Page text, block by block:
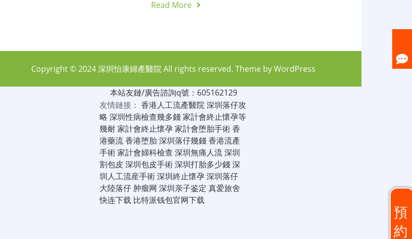
Read More
預
約
Copyright © 2024深圳怡康婦產醫院All rights reserved. Theme byWordPress
本站友鏈/廣告諮詢q號：605162129
友情鏈接： 香港人工流產醫院深圳落仔攻
略 深圳性病檢查幾多錢家計會終止懷孕等
幾耐家計會終止懷孕家計會堕胎手術香
港藥流香港堕胎深圳落仔幾錢香港流產
手術家計會婦科檢查 深圳無痛人流深圳
割包皮 深圳包皮手術深圳打胎多少錢深
圳人工流産手術深圳終止懷孕深圳落仔
大陸落仔 肿瘤网 深圳亲子鉴定 真爱旅舍
快连下载 比特派钱包官网下载